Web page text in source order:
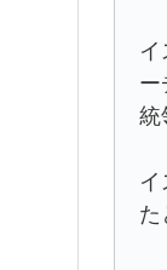
ー
統
た